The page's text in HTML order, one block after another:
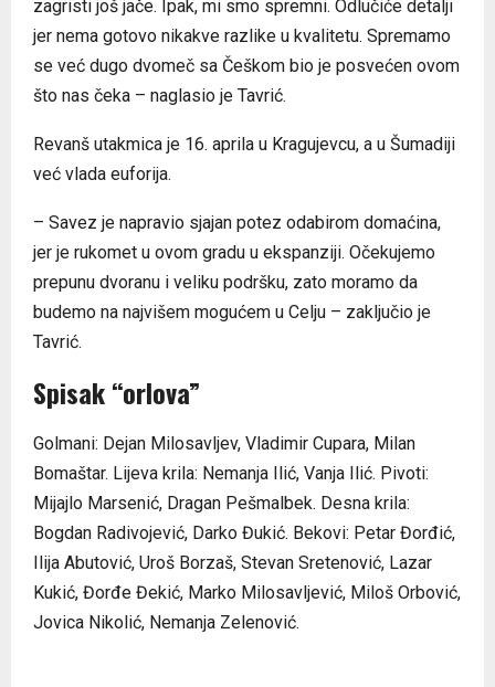
zagristi još jače. Ipak, mi smo spremni. Odlučiće detalji
jer nema gotovo nikakve razlike u kvalitetu. Spremamo
se već dugo dvomeč sa Češkom bio je posvećen ovom
što nas čeka – naglasio je Tavrić.
Revanš utakmica je 16. aprila u Kragujevcu, a u Šumadiji
već vlada euforija.
– Savez je napravio sjajan potez odabirom domaćina,
jer je rukomet u ovom gradu u ekspanziji. Očekujemo
prepunu dvoranu i veliku podršku, zato moramo da
budemo na najvišem mogućem u Celju – zaključio je
Tavrić.
Spisak “orlova”
Golmani: Dejan Milosavljev, Vladimir Cupara, Milan
Bomaštar. Lijeva krila: Nemanja Ilić, Vanja Ilić. Pivoti:
Mijajlo Marsenić, Dragan Pešmalbek. Desna krila:
Bogdan Radivojević, Darko Đukić. Bekovi: Petar Đorđić,
Ilija Abutović, Uroš Borzaš, Stevan Sretenović, Lazar
Kukić, Đorđe Đekić, Marko Milosavljević, Miloš Orbović,
Jovica Nikolić, Nemanja Zelenović.